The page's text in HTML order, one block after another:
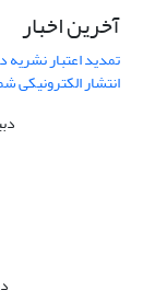
آخرین اخبار
تمدید اعتبار نشریه
انتشار الکترونیکی